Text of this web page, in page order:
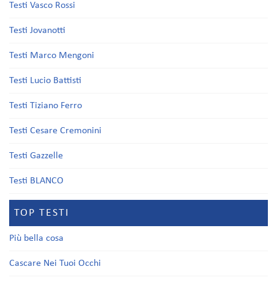
Testi Vasco Rossi
Testi Jovanotti
Testi Marco Mengoni
Testi Lucio Battisti
Testi Tiziano Ferro
Testi Cesare Cremonini
Testi Gazzelle
Testi BLANCO
TOP TESTI
Più bella cosa
Cascare Nei Tuoi Occhi